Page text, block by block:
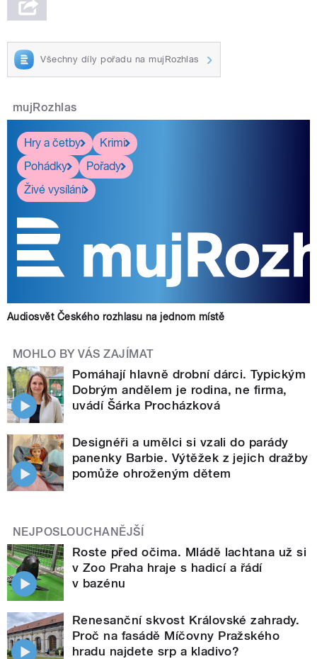
Všechny díly pořadu na mujRozhlas
mujRozhlas
Hry a četby
Krimi
Pohádky
Pořady
Živé vysílání
Audiosvět Českého rozhlasu na jednom místě
MOHLO BY VÁS ZAJÍMAT
Pomáhají hlavně drobní dárci. Typickým
Dobrým andělem je rodina, ne firma,
uvádí Šárka Procházková
Designéři a umělci si vzali do parády
panenky Barbie. Výtěžek z jejich dražby
pomůže ohroženým dětem
NEJPOSLOUCHANĚJŠÍ
Roste před očima. Mládě lachtana už si
v Zoo Praha hraje s hadicí a řádí
v bazénu
Renesanční skvost Královské zahrady.
Proč na fasádě Míčovny Pražského
hradu najdete srp a kladivo?